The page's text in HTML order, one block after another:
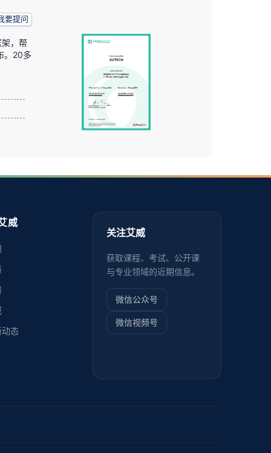
要提问
，帮
。20多
威
态
关注艾威
获取课程、考试、公开课
与专业领域的近期信息。
微信公众号
微信视频号